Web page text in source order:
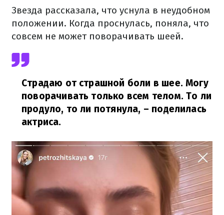
Звезда рассказала, что уснула в неудобном
положении. Когда проснулась, поняла, что
совсем не может поворачивать шеей.
Страдаю от страшной боли в шее. Могу
поворачивать только всем телом. То ли
продуло, то ли потянула, – поделилась
актриса.